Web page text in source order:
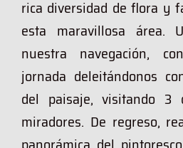
rica diversidad de flora y
esta maravillosa área.
nuestra navegación,
jornada deleitándonos
del paisaje, visitando 3
miradores. De regreso,